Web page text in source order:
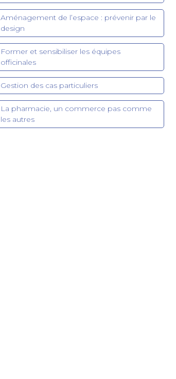
Aménagement de l’espace : prévenir par le
design
Former et sensibiliser les équipes
officinales
Gestion des cas particuliers
La pharmacie, un commerce pas comme
les autres